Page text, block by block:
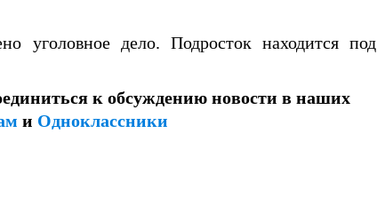
уголовное дело. Подросток находится под
к обсуждению новости в наших
и Одноклассники